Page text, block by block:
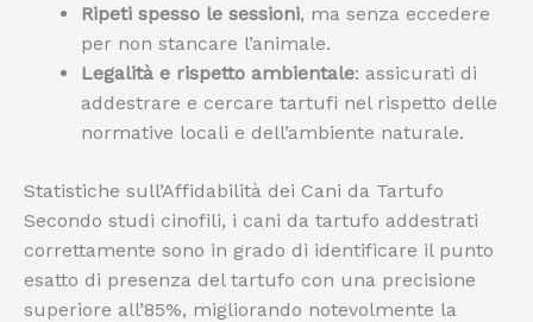
Ripeti spesso le sessioni, ma senza eccedere
per non stancare l’animale.
Legalità e rispetto ambientale: assicurati di
addestrare e cercare tartufi nel rispetto delle
normative locali e dell’ambiente naturale.
Statistiche sull’Affidabilità dei Cani da Tartufo
Secondo studi cinofili, i cani da tartufo addestrati
correttamente sono in grado di identificare il punto
esatto di presenza del tartufo con una precisione
superiore all’85%, migliorando notevolmente la